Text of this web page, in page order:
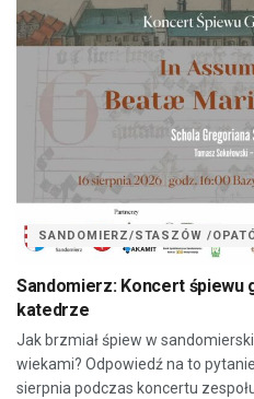
SANDOMIERZ/STASZÓW /
Sandomierz: Koncert
katedrze
Jak brzmiał śpiew w
wiekami? Odpowiedź na to
sierpnia podczas koncertu